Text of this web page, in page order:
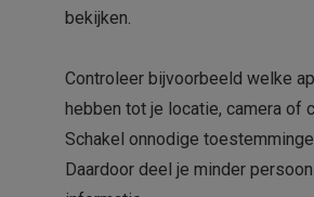
bekijken.
Controleer bijvoorbeeld welke
hebben tot je locatie, camera of
Schakel onnodige
Daardoor deel je minder